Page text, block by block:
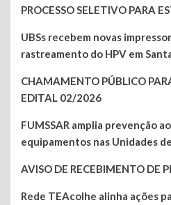
PROCESSO SELETIVO PARA
UBSs recebem novas
rastreamento do HPV em
CHAMAMENTO PÚBLICO
EDITAL 02/2026
FUMSSAR amplia prevenção
equipamentos nas Unidades
AVISO DE RECEBIMENTO DE
Rede TEAcolhe alinha ações